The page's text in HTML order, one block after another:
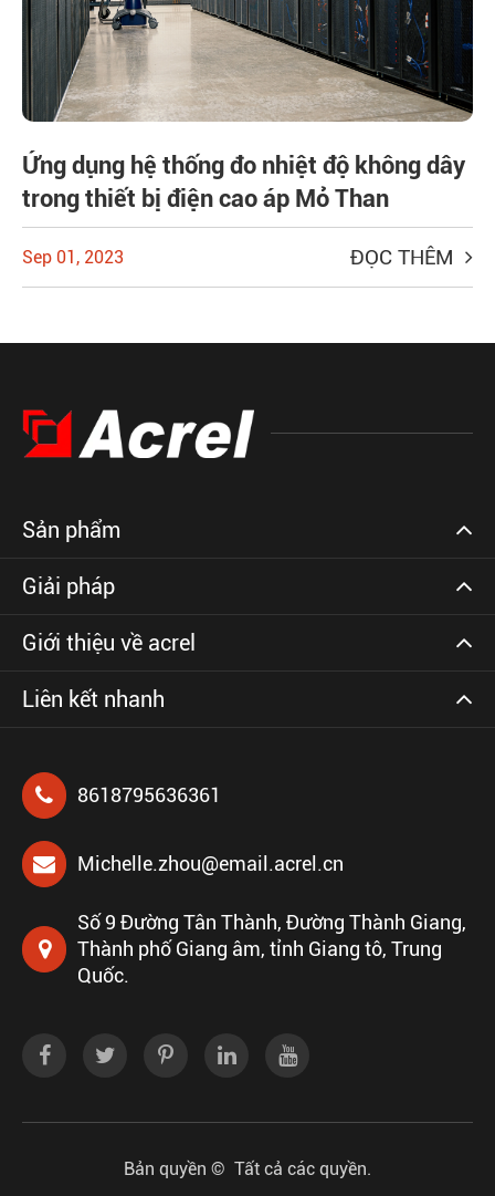
Ứng dụng hệ thống đo nhiệt độ không dây
trong thiết bị điện cao áp Mỏ Than
Sep 01, 2023 ĐỌC THÊM
Sản phẩm
Giải pháp
Giới thiệu về acrel
Liên kết nhanh
8618795636361
Michelle.zhou@email.acrel.cn
Số 9 Đường Tân Thành, Đường Thành Giang,
Thành phố Giang âm, tỉnh Giang tô, Trung
Quốc.
Bản quyền © Tất cả các quyền.